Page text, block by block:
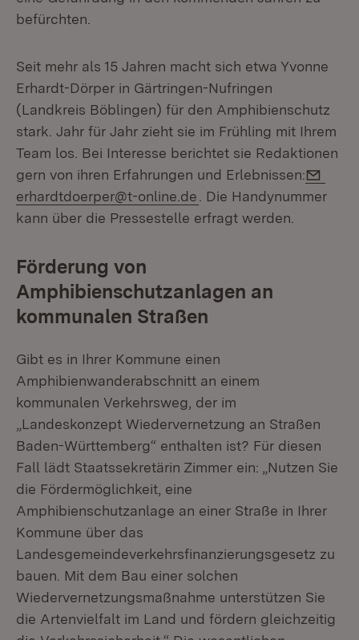
befürchten.
Seit mehr als 15 Jahren macht sich etwa Yvonne
Erhardt-Dörper in Gärtringen-Nufringen
(Landkreis Böblingen) für den Amphibienschutz
stark. Jahr für Jahr zieht sie im Frühling mit Ihrem
Team los. Bei Interesse berichtet sie Redaktionen
gern von ihren Erfahrungen und Erlebnissen:
erhardtdoerper@t-online.de
. Die Handynummer
kann über die Pressestelle erfragt werden.
Förderung von
Amphibienschutzanlagen an
kommunalen Straßen
Gibt es in Ihrer Kommune einen
Amphibienwanderabschnitt an einem
kommunalen Verkehrsweg, der im
„Landeskonzept Wiedervernetzung an Straßen
Baden-Württemberg“ enthalten ist? Für diesen
Fall lädt Staatssekretärin Zimmer ein: „Nutzen Sie
die Fördermöglichkeit, eine
Amphibienschutzanlage an einer Straße in Ihrer
Kommune über das
Landesgemeindeverkehrsfinanzierungsgesetz zu
bauen. Mit dem Bau einer solchen
Wiedervernetzungsmaßnahme unterstützen Sie
die Artenvielfalt im Land und fördern gleichzeitig